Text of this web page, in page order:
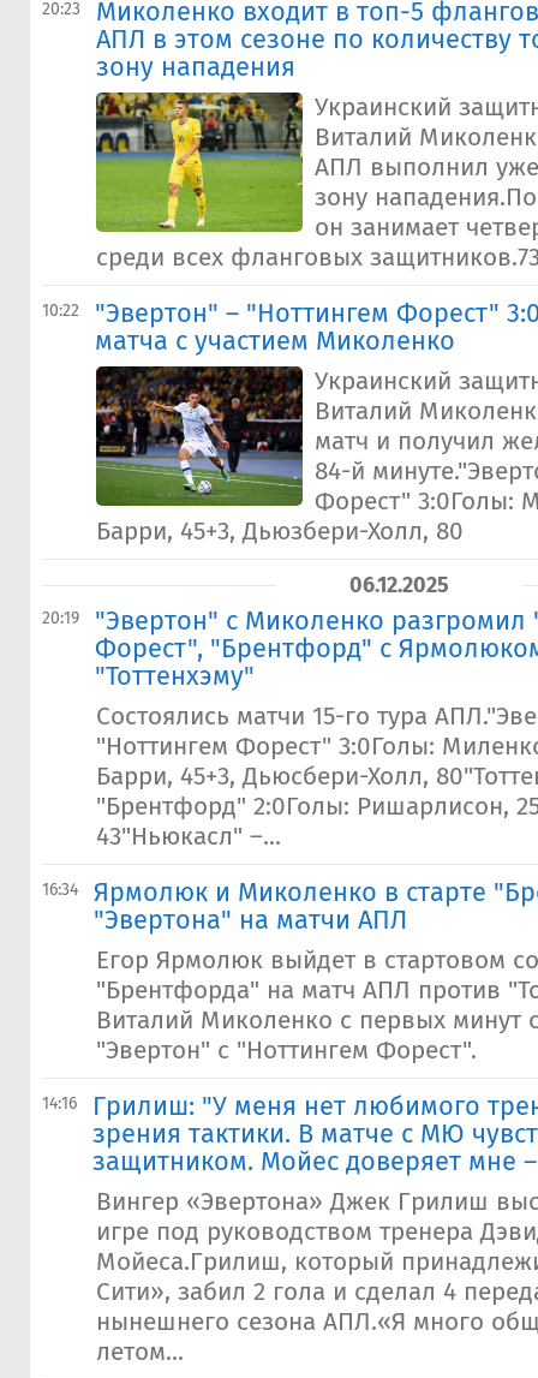
20:23
Миколенко входит в топ-5
АПЛ в этом сезоне по количеству
зону нападения
Украинский
Виталий
АПЛ выполнил
зону
он занимает
среди всех фланговых
10:22
"Эвертон" – "Ноттингем Форест"
матча с участием Миколенко
Украинский
Виталий
матч и получил
84-й
Форест" 3:0Голы:
Барри, 45+3, Дьюзбери-Холл, 80
06.12.2025
20:19
"Эвертон" с Миколенко разгромил
Форест", "Брентфорд" с
"Тоттенхэму"
Состоялись матчи 15-го тура
"Ноттингем Форест" 3:0Голы:
Барри, 45+3, Дьюсбери-Холл,
"Брентфорд" 2:0Голы: Ришарлисон,
43"Ньюкасл" –...
16:34
Ярмолюк и Миколенко в старте
"Эвертона" на матчи АПЛ
Егор Ярмолюк выйдет в стартовом
"Брентфорда" на матч АПЛ против
Виталий Миколенко с первых минут
"Эвертон" с "Ноттингем Форест".
14:16
​Грилиш: "У меня нет любимого
зрения тактики. В матче с МЮ
защитником. Мойес доверяет мне
Вингер «Эвертона» Джек Грилиш
игре под руководством тренера
Мойеса.Грилиш, который
Сити», забил 2 гола и сделал 4
нынешнего сезона АПЛ.«Я много
летом...